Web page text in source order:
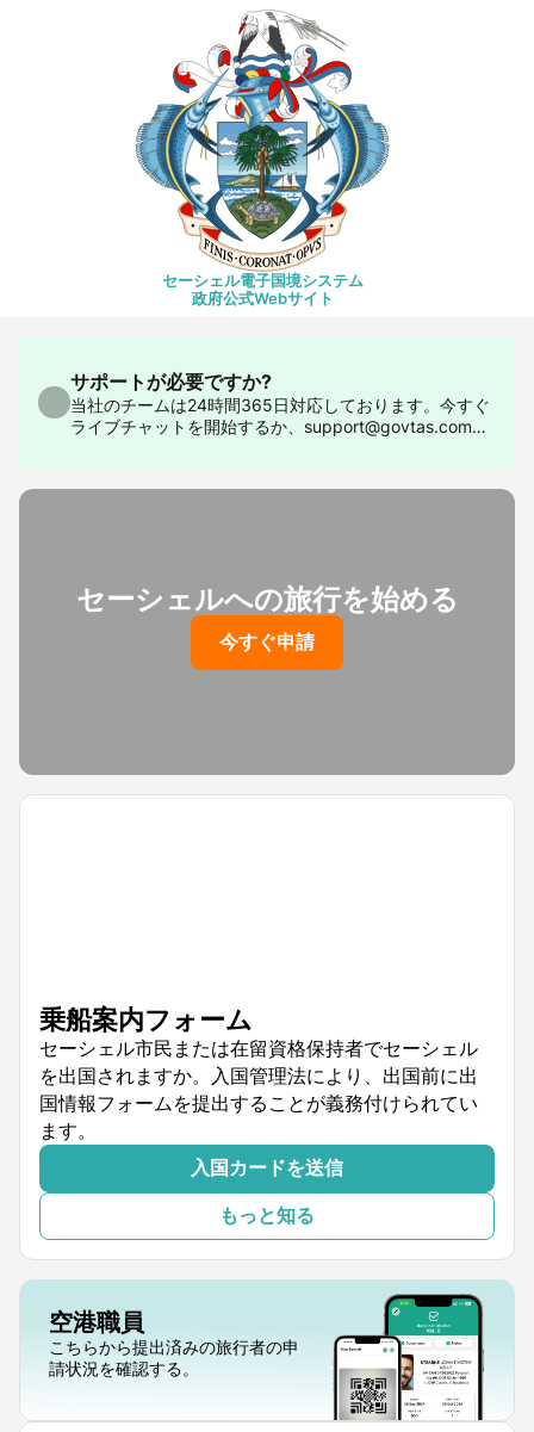
セーシェル電子国境システム
政府公式Webサイト
サポートが必要ですか?
当社のチームは24時間365日対応しております。今すぐ
ライブチャットを開始するか、support@govtas.comま
セーシェルへの旅行を始める
今すぐ申請
乗船案内フォーム
セーシェル市民または在留資格保持者でセーシェル
を出国されますか。入国管理法により、出国前に出
国情報フォームを提出することが義務付けられてい
ます。
入国カードを送信
もっと知る
空港職員
こちらから提出済みの旅行者の申
請状況を確認する。